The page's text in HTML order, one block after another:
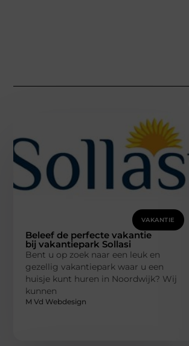
VAKANTIE
Beleef de perfecte vakantie
bij vakantiepark Sollasi
Bent u op zoek naar een leuk en
gezellig vakantiepark waar u een
huisje kunt huren in Noordwijk? Wij
kunnen
M Vd Webdesign